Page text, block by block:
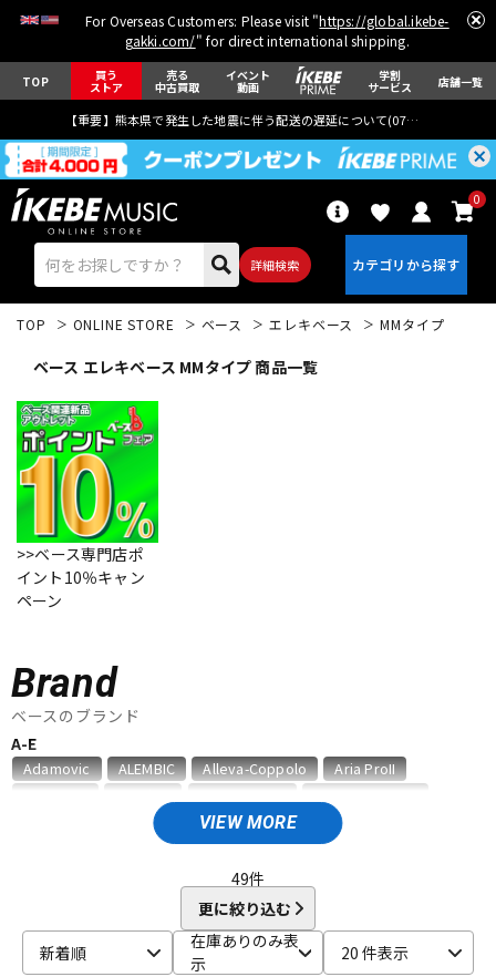
For Overseas Customers: Please visit "https://global.ikebe-
gakki.com/" for direct international shipping.
TOP 買う
ストア
売る
中古買取
イベント
動画
学割
サービス 店舗一覧
【重要】熊本県で発生した地震に伴う配送の遅延について(07月29日
詳細検索
0
エレキギター
ベース
キーボード
管楽器 その他楽器
エフェクター
DJ機器 DTM
TOP ONLINE STORE ベース エレキベース MMタイプ
ベース エレキベース MMタイプ 商品一覧
>>ベース専門店ポ
イント10％キャン
ペーン
Brand
ベースのブランド
VIEW MORE
A-E
Adamovic ALEMBIC Alleva-Coppolo
Aria ProII
Danelectro DINGWALL Edwards
Fender (Japan Exclusive Series)
Fender Custom Shop
Fender Japan
Fender Made in Japan
Fender MEX
Fender USA
Fender Standard Series
49件
更に絞り込む
新着順
在庫ありのみ表
示
20 件表示